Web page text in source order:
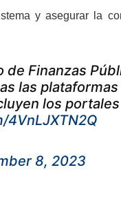
y asegurar la
Finanzas
las
los portales
8, 2023